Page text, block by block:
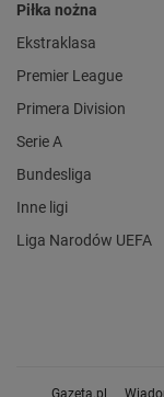
Piłka nożna
Ekstraklasa
Premier League
Primera Division
Serie A
Bundesliga
Inne ligi
Liga Narodów UEFA
Gazeta.pl